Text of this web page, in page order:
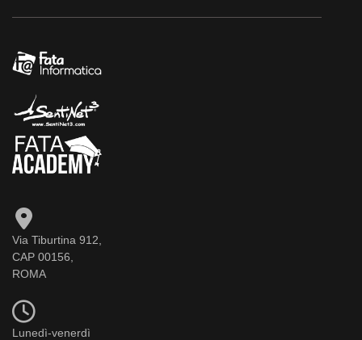
Via Tiburtina 912,
CAP 00156,
ROMA
Lunedì-venerdì